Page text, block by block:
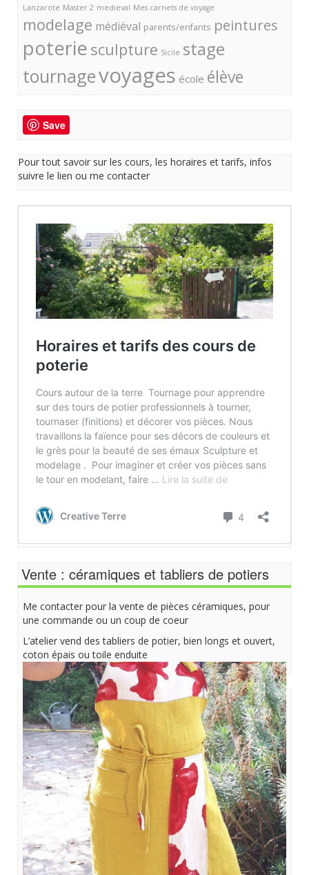
Lanzarote Master 2 medieval Mes carnets de voyage
modelage médiéval parents/enfants peintures
poterie sculpture Sicile stage
tournagevoyages école élève
Save
Pour tout savoir sur les cours, les horaires et tarifs, infos
suivre le lien ou me contacter
Vente : céramiques et tabliers de potiers
Me contacter pour la vente de pièces céramiques, pour
une commande ou un coup de coeur
L’atelier vend des tabliers de potier, bien longs et ouvert,
coton épais ou toile enduite